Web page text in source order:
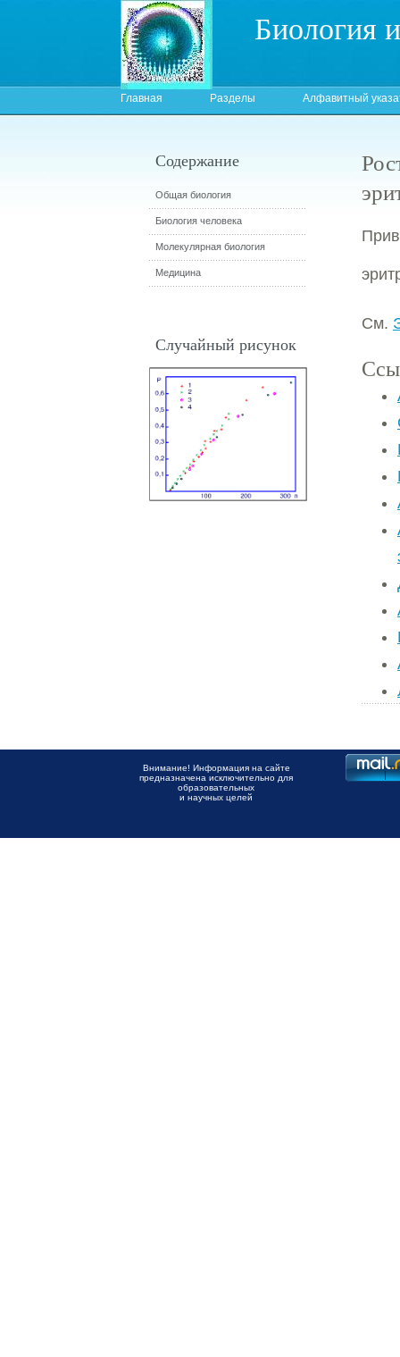
Биология
Главная Разделы Алфавитный
См.
Содержание
Общая биология
Биология человека
Молекулярная биология
Медицина
Случайный рисунок
Внимание! Информация на сайте
предназначена исключительно для
образовательных
и научных целей